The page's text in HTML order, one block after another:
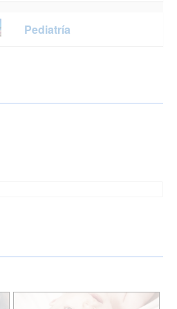
Pediatría